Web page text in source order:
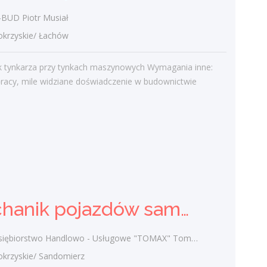
świętokrzyskim
Gość-Obcokrajowcy w
admin -Zawody nadwyżkowe w
województwie świętokrzyskim
Kategorie
Piotr Musiał
Łachów
tynkarza przy tynkach maszynowych Wymagania inne:
mile widziane doświadczenie w budownictwie
Mechanik pojazdów samochodowych (k/m)
Handlowo - Usługowe "TOMAX" Tomasz Winiarski
Sandomierz